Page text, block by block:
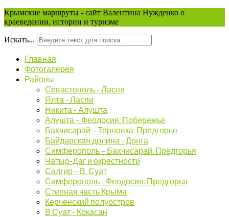
Крымские маршруты - сайт Валентина Нужденко о
краеведении, истории и туризме
Искать...
Главная
Фотогалерея
Районы
Севастополь - Ласпи
Ялта - Ласпи
Никита - Алушта
Алушта – Феодосия. Побережье
Бахчисарай – Терновка. Предгорье
Байдарская долина - Донга
Симферополь – Бахчисарай. Предгорья
Чатыр-Даг и окрестности
Салгир – В. Суат
Симферополь - Феодосия. Предгорья
Степная часть Крыма
Керченский полуостров
В Суат - Кокасан